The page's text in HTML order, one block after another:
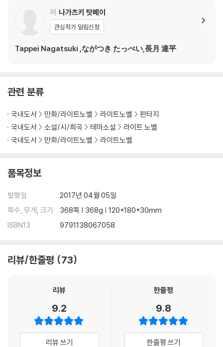
저 나가츠키 탓페이
관심작가 알림신청
Tappei Nagatsuki ,ながつき たっぺい,長月 達平
관련 분류
국내도서 만화/라이트노벨 라이트노벨
판타지
국내도서
소설/시/희곡 테마소설
라이트 노벨
국내도서
만화/라이트노벨 라이트노벨
품목정보
발행일
2017년 04월 05일
쪽수, 무게, 크기
368쪽 | 368g | 120*180*30mm
ISBN13
9791138067058
리뷰/한줄평 73
리뷰
9.2
리뷰 쓰기
한줄평
9.8
한줄평 쓰기